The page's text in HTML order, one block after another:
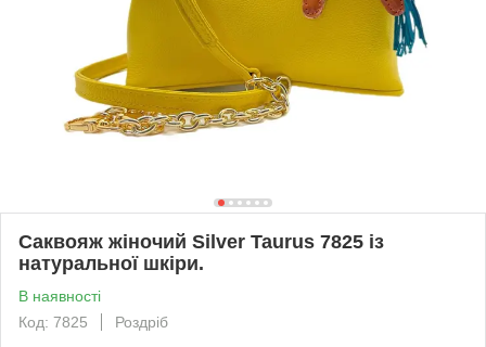
Саквояж жіночий Silver Taurus 7825 із
натуральної шкіри.
В наявності
Код: 7825
Роздріб